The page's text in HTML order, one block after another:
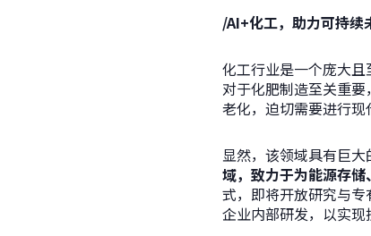
/AI+化工，助力可持续
化工行业是一个庞大
对于化肥制造至关重
老化，迫切需要进行现
显然，该领域具有巨大
域，致力于为能源存
式，即将开放研究与
企业内部研发，以实现